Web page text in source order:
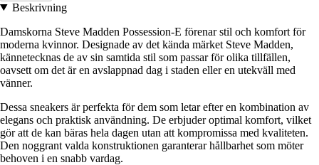
Beskrivning
Damskorna Steve Madden Possession-E förenar stil och komfort för
moderna kvinnor. Designade av det kända märket Steve Madden,
kännetecknas de av sin samtida stil som passar för olika tillfällen,
oavsett om det är en avslappnad dag i staden eller en utekväll med
vänner.
Dessa sneakers är perfekta för dem som letar efter en kombination av
elegans och praktisk användning. De erbjuder optimal komfort, vilket
gör att de kan bäras hela dagen utan att kompromissa med kvaliteten.
Den noggrant valda konstruktionen garanterar hållbarhet som möter
behoven i en snabb vardag.